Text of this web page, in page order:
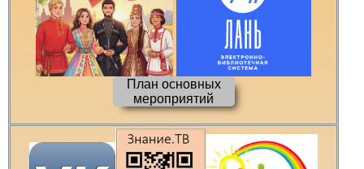
План основных
мероприятий